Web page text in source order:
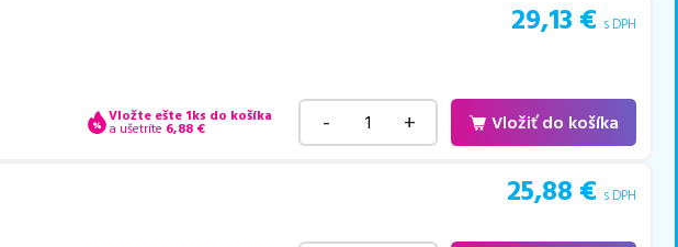
29,13 € s DPH
Vložte ešte 1ks do košíka
a ušetríte 6,88 € - + Vložiť do košíka
25,88 € s DPH